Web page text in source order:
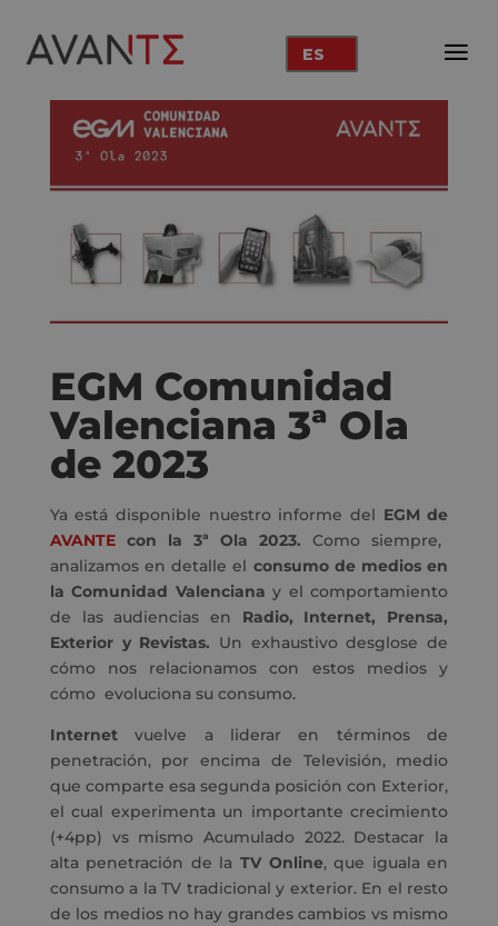
ES
EGM Comunidad
Valenciana 3ª Ola
de 2023
Ya está disponible nuestro informe del EGM de
AVANTE con la 3ª Ola 2023.Como siempre,
analizamos en detalle el consumo de medios en
la Comunidad Valenciana y el comportamiento
de las audiencias en Radio, Internet, Prensa,
Exterior y Revistas. Un exhaustivo desglose de
cómo nos relacionamos con estos medios y
cómo evoluciona su consumo.
Internetvuelve a liderar en términos de
penetración, por encima de Televisión, medio
que comparte esa segunda posición con Exterior,
el cual experimenta un importante crecimiento
(+4pp) vs mismo Acumulado 2022. Destacar la
alta penetración de la TV Online, que iguala en
consumo a la TV tradicional y exterior. En el resto
de los medios no hay grandes cambios vs mismo